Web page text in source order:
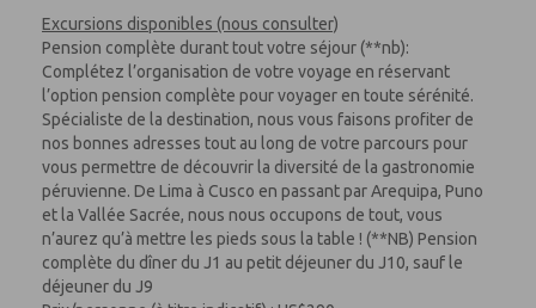
Excursions disponibles (nous consulter)
Pension complète durant tout votre séjour (**nb):
Complétez l’organisation de votre voyage en réservant
l’option pension complète pour voyager en toute sérénité.
Spécialiste de la destination, nous vous faisons profiter de
nos bonnes adresses tout au long de votre parcours pour
vous permettre de découvrir la diversité de la gastronomie
péruvienne. De Lima à Cusco en passant par Arequipa, Puno
et la Vallée Sacrée, nous nous occupons de tout, vous
n’aurez qu’à mettre les pieds sous la table ! (**NB) Pension
complète du dîner du J1 au petit déjeuner du J10, sauf le
déjeuner du J9